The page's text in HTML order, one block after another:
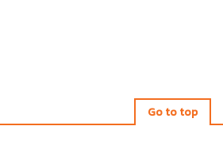
Go to top